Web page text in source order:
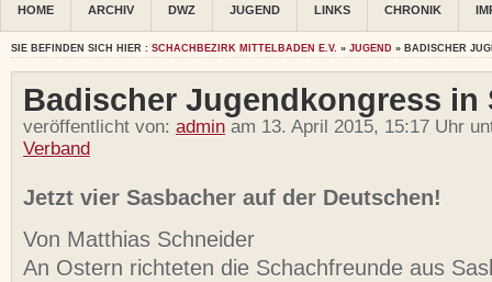
HOME ARCHIV DWZ JUGEND LINKS CHRONIK
SIE BEFINDEN SICH HIER : SCHACHBEZIRK MITTELBADEN E.V. » JUGEND » BADISCHER
Badischer Jugendkongress in
veröffentlicht von: admin am 13. April 2015, 15:17 Uhr
Verband
Jetzt vier Sasbacher auf der Deutschen!
Von Matthias Schneider
An Ostern richteten die Schachfreunde aus